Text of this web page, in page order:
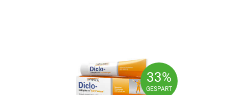
33%
GESPART
33%
GESPART